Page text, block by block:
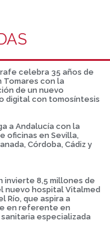
celebra 35 años de
Tomares con la
de un nuevo
digital con tomosíntesis
a Andalucía con la
oficinas en Sevilla,
Córdoba, Cádiz y
invierte 8,5 millones de
nuevo hospital Vitalmed
Río, que aspira a
en referente en
especializada